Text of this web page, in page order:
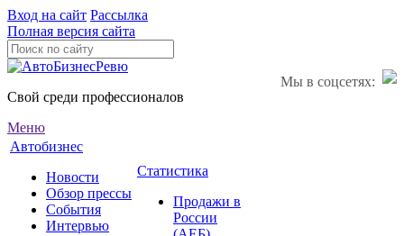
Вход на сайт Рассылка
Полная версия сайта
Мы в соцсетях:
Свой среди профессионалов
Меню
Автобизнес
Новости
Обзор прессы
События
Интервью
Статистика
Продажи в
России